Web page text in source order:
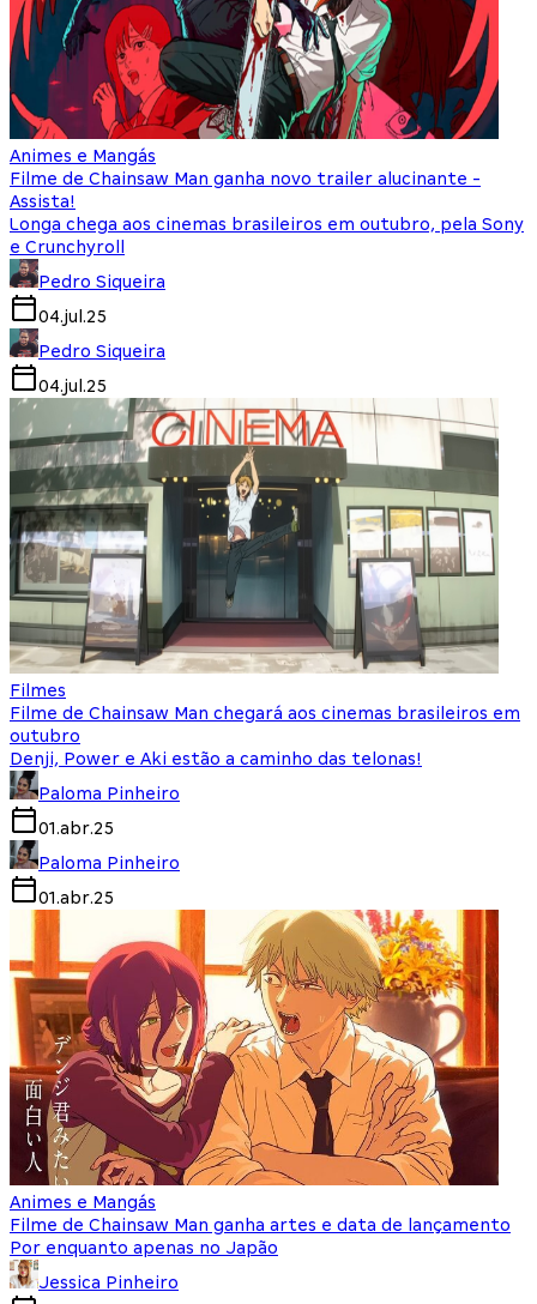
Animes e Mangás
Filme de Chainsaw Man ganha novo trailer alucinante -
Assista!
Longa chega aos cinemas brasileiros em outubro, pela Sony
e Crunchyroll
Pedro Siqueira
04.jul.25
Pedro Siqueira
04.jul.25
Filmes
Filme de Chainsaw Man chegará aos cinemas brasileiros em
outubro
Denji, Power e Aki estão a caminho das telonas!
Paloma Pinheiro
01.abr.25
Paloma Pinheiro
01.abr.25
Animes e Mangás
Filme de Chainsaw Man ganha artes e data de lançamento
Por enquanto apenas no Japão
Jessica Pinheiro